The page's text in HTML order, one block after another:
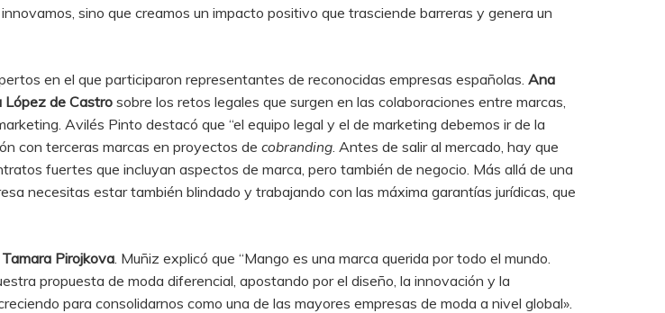
sino que creamos un impacto positivo que trasciende barreras y genera un
en el que participaron representantes de reconocidas empresas españolas.Ana
López de Castrosobre los retos legales que surgen en las colaboraciones entre marcas,
Avilés Pinto destacó que “el equipo legal y el de marketing debemos ir de la
con terceras marcas en proyectos decobranding. Antes de salir al mercado, hay que
fuertes que incluyan aspectos de marca, pero también de negocio. Más allá de una
necesitas estar también blindado y trabajando con las máxima garantías jurídicas, que
Tamara Pirojkova. Muñiz explicó que “Mango es una marca querida por todo el mundo.
propuesta de moda diferencial, apostando por el diseño, la innovación y la
para consolidarnos como una de las mayores empresas de moda a nivel global».